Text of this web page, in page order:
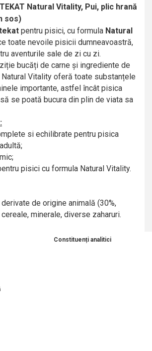
Natural Vitality, Pui, plic hrană
sos)
pentru pisici, cu formula Natural
toate nevoile pisicii dumneavoastră,
aventurile sale de zi cu zi.
bucăți de carne și ingrediente de
Vitality oferă toate substanțele
importante, astfel încât pisica
se poată bucura din plin de viata sa
si echilibrate pentru pisica
pisici cu formula Natural Vitality.
de origine animală (30%,
minerale, diverse zaharuri.
Constituenți analitici